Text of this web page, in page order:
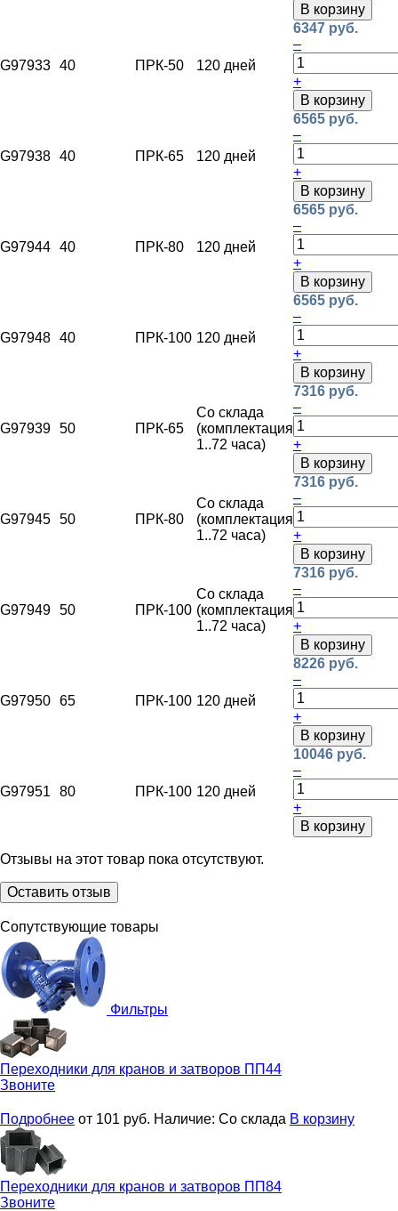
В корзину
G97933 40 ПРК-50 120 дней
6347 руб.
–
+
В корзину
G97938 40 ПРК-65 120 дней
6565 руб.
–
+
В корзину
G97944 40 ПРК-80 120 дней
6565 руб.
–
+
В корзину
G97948 40 ПРК-100 120 дней
6565 руб.
–
+
В корзину
G97939 50 ПРК-65
Со склада
(комплектация
1..72 часа)
7316 руб.
–
+
В корзину
G97945 50 ПРК-80
Со склада
(комплектация
1..72 часа)
7316 руб.
–
+
В корзину
G97949 50 ПРК-100
Со склада
(комплектация
1..72 часа)
7316 руб.
–
+
В корзину
G97950 65 ПРК-100 120 дней
8226 руб.
–
+
В корзину
G97951 80 ПРК-100 120 дней
10046 руб.
–
+
В корзину
Отзывы на этот товар пока отсутствуют.
Оставить отзыв
Сопутствующие товары
Фильтры
Переходники для кранов и затворов ПП44
Звоните
Подробнее от 101 руб. Наличие: Со склада В корзину
Переходники для кранов и затворов ПП84
Звоните